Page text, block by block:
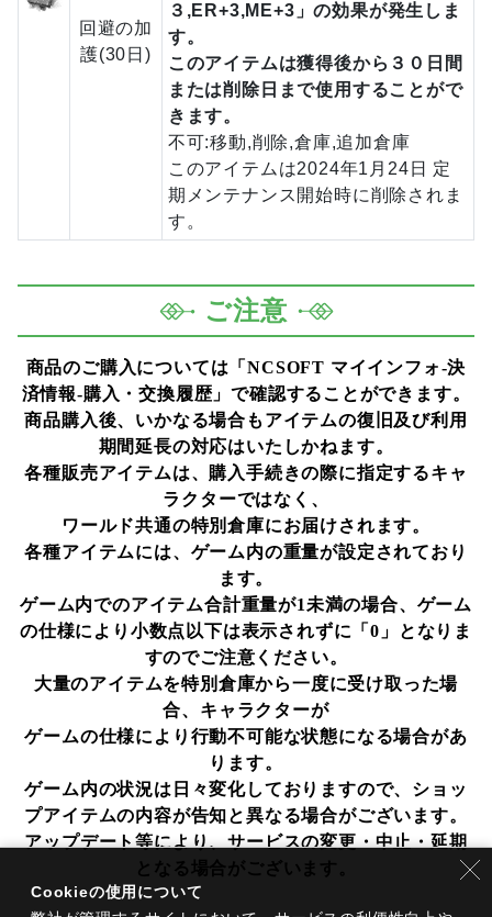
回避の加
護(30日)
３,ER+3,ME+3」の効果が発生しま
す。
このアイテムは獲得後から３０日間
または削除日まで使用することがで
きます。
不可:移動,削除,倉庫,追加倉庫
このアイテムは2024年1月24日 定
期メンテナンス開始時に削除されま
す。
ご注意
商品のご購入については「NCSOFT マイインフォ-決
済情報-購入・交換履歴」で確認することができます。
商品購入後、いかなる場合もアイテムの復旧及び利用
期間延長の対応はいたしかねます。
各種販売アイテムは、購入手続きの際に指定するキャ
ラクターではなく、
ワールド共通の特別倉庫にお届けされます。
各種アイテムには、ゲーム内の重量が設定されており
ます。
ゲーム内でのアイテム合計重量が1未満の場合、ゲーム
の仕様により小数点以下は表示されずに「0」となりま
すのでご注意ください。
大量のアイテムを特別倉庫から一度に受け取った場
合、キャラクターが
ゲームの仕様により行動不可能な状態になる場合があ
ります。
ゲーム内の状況は日々変化しておりますので、ショッ
プアイテムの内容が告知と異なる場合がございます。
アップデート等により、サービスの変更・中止・延期
となる場合がございます。
Cookieの使用について